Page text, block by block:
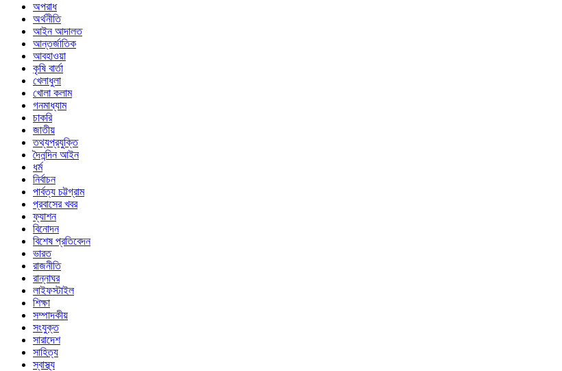
অপরাধ
অর্থনীতি
আইন আদালত
আন্তর্জাতিক
আবহাওয়া
কৃষি বার্তা
খেলাধুলা
খোলা কলাম
গনমাধ্যাম
চাকরি
জাতীয়
তথ্যপ্রযুক্তি
দৈনন্দিন আইন
ধর্ম
নির্বাচন
পার্বত্য চট্টগ্রাম
প্রবাসের খবর
ফ্যাশন
বিনোদন
বিশেষ প্রতিবেদন
ভারত
রাজনীতি
রান্নাঘর
লাইফস্টাইল
শিক্ষা
সম্পাদকীয়
সংযুক্ত
সারাদেশ
সাহিত্য
স্বাস্থ্য